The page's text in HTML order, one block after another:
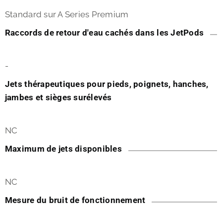
Standard sur A Series Premium
Raccords de retour d'eau cachés dans les JetPods
-
Jets thérapeutiques pour pieds, poignets, hanches,
jambes et sièges surélevés
NC
Maximum de jets disponibles
NC
Mesure du bruit de fonctionnement